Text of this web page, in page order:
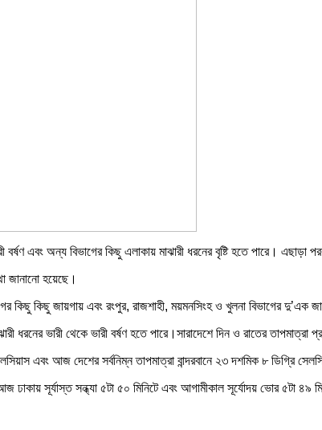
এবং অন্য বিভাগের কিছু এলাকায় মাঝারী ধরনের বৃষ্টি হতে পারে। এছাড়া
জানানো হয়েছে।
কিছু কিছু জায়গায় এবং রংপুর, রাজশাহী, ময়মনসিংহ ও খুলনা বিভাগের দু’এক
ভারী থেকে ভারী বর্ষণ হতে পারে।সারাদেশে দিন ও রাতের তাপমাত্রা
এবং আজ দেশের সর্বনিম্ন তাপমাত্রা বান্দরবানে ২৩ দশমিক ৮ ডিগ্রি
সূর্যাস্ত সন্ধ্যা ৫টা ৫০ মিনিটে এবং আগামীকাল সূর্যোদয় ভোর ৫টা ৪৯